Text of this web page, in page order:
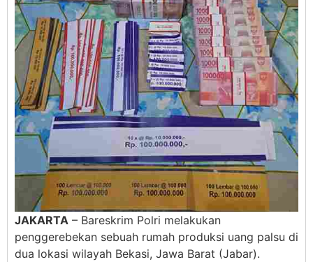
JAKARTA – Bareskrim Polri melakukan
penggerebekan sebuah rumah produksi uang palsu di
dua lokasi wilayah Bekasi, Jawa Barat (Jabar).